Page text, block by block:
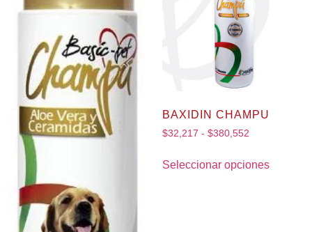
BAXIDIN CHAMPU
$32,217 - $380,552
Seleccionar opciones